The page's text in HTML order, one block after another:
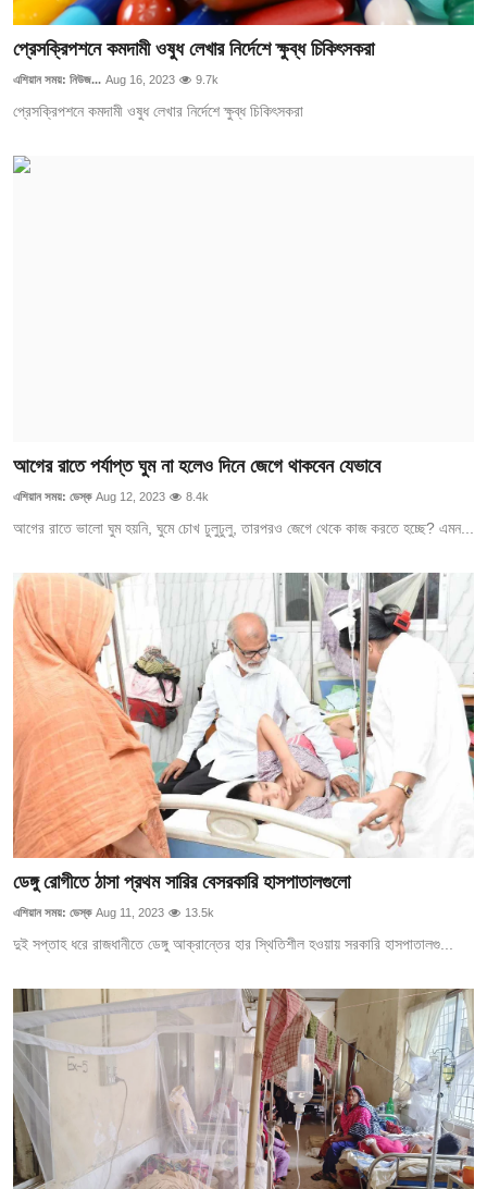
প্রেসক্রিপশনে কমদামী ওষুধ লেখার নির্দেশে ক্ষুব্ধ চিকিৎসকরা
এশিয়ান সময়: নিউজ... Aug 16, 2023 9.7k
প্রেসক্রিপশনে কমদামী ওষুধ লেখার নির্দেশে ক্ষুব্ধ চিকিৎসকরা
আগের রাতে পর্যাপ্ত ঘুম না হলেও দিনে জেগে থাকবেন যেভাবে
এশিয়ান সময়: ডেস্ক Aug 12, 2023 8.4k
আগের রাতে ভালো ঘুম হয়নি, ঘুমে চোখ ঢুলুঢুলু, তারপরও জেগে থেকে কাজ করতে হচ্ছে? এমন...
ডেঙ্গু রোগীতে ঠাসা প্রথম সারির বেসরকারি হাসপাতালগুলো
এশিয়ান সময়: ডেস্ক Aug 11, 2023 13.5k
দুই সপ্তাহ ধরে রাজধানীতে ডেঙ্গু আক্রান্তের হার স্থিতিশীল হওয়ায় সরকারি হাসপাতালগু...